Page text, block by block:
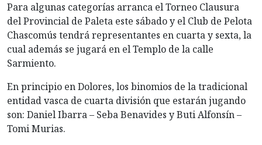
Para algunas categorías arranca el Torneo Clausura
del Provincial de Paleta este sábado y el Club de Pelota
Chascomús tendrá representantes en cuarta y sexta, la
cual además se jugará en el Templo de la calle
Sarmiento.
En principio en Dolores, los binomios de la tradicional
entidad vasca de cuarta división que estarán jugando
son: Daniel Ibarra – Seba Benavides y Buti Alfonsín –
Tomi Murias.